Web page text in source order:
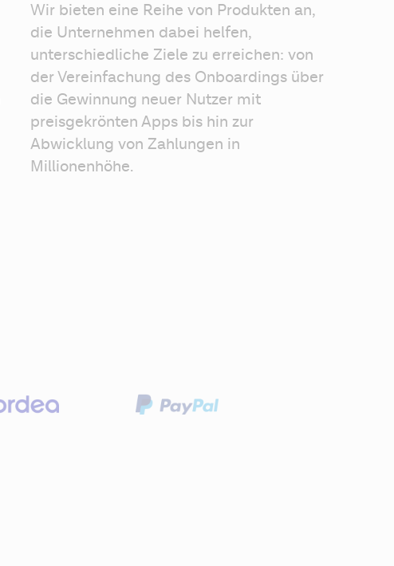
Wir bieten eine Reihe von Produkten an,
die Unternehmen dabei helfen,
unterschiedliche Ziele zu erreichen: von
der Vereinfachung des Onboardings über
die Gewinnung neuer Nutzer mit
preisgekrönten Apps bis hin zur
Abwicklung von Zahlungen in
Millionenhöhe.